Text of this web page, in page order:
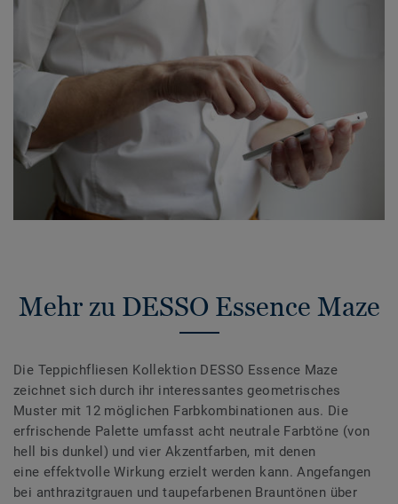
Mehr zu DESSO Essence Maze
Die Teppichfliesen Kollektion DESSO Essence Maze
zeichnet sich durch ihr interessantes geometrisches
Muster mit 12 möglichen Farbkombinationen aus. Die
erfrischende Palette umfasst acht neutrale Farbtöne (von
hell bis dunkel) und vier Akzentfarben, mit denen
eine effektvolle Wirkung erzielt werden kann. Angefangen
bei anthrazitgrauen und taupefarbenen Brauntönen über